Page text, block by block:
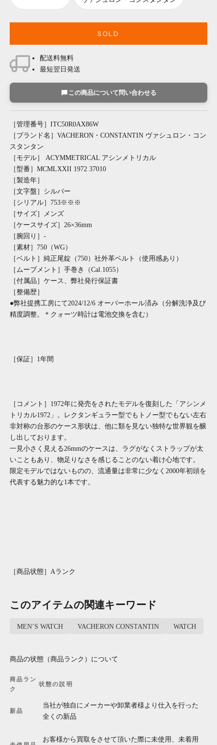
SOLD
配送料無料
最短翌日発送
この商品について問い合わせる
［管理番号］ITC50R0AX86W
［ブランド名］VACHERON・CONSTANTIN ヴァシュロン・コン
スタンタン
［モデル］ ACYMMETRICAL アシンメトリカル
［型番］MCMLXXII 1972 37010
［製造年］
［文字盤］シルバー
［シリアル］753※※※
［サイズ］メンズ
［ケースサイズ］26×36mm
［腕回り］-
［素材］750（WG）
［ベルト］純正尾錠（750）社外革ベルト（使用感あり）
［ムーブメント］手巻き（Cal.1055）
［付属品］ケース、弊社発行保証書
［整備歴］
●弊社提携工房にて2024/12/6 オーバーホール済み（分解洗浄及び
精度調整。＊クォーツ時計は電池交換を含む）
［保証］1年間
［コメント］1972年に発売をされたモデルを復刻した「アシンメ
トリカル1972」。レクタンギュラー型でもトノー型でもない左右
非対称の台形のケース形状は、他に類を見ない独特な世界観を醸
し出しております。
一見小さく見える26mmのケースは、ラグがなくストラップが太
いこともあり、物足りなさを感じることのない着け心地です。
限定モデルではないものの、流通量は非常に少なく2000年初頭を
代表する魅力的な1本です。
［商品状態］Aランク
このアイテムの関連キーワード
MEN’S WATCH VACHERON CONSTANTIN WATCH
商品の状態（商品ランク）について
商品ラン
ク
状態の説明
新品
当社が独自にメーカーや卸業者様より仕入を行った
全くの新品
お客様から買取をさせて頂いた際に未使用、未着用